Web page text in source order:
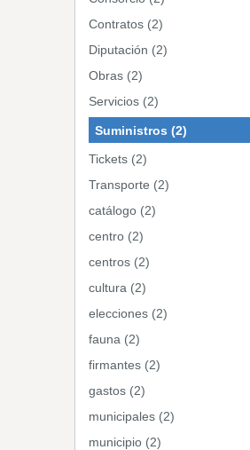
Contratos (2)
Diputación (2)
Obras (2)
Servicios (2)
Suministros (2)
Tickets (2)
Transporte (2)
catálogo (2)
centro (2)
centros (2)
cultura (2)
elecciones (2)
fauna (2)
firmantes (2)
gastos (2)
municipales (2)
municipio (2)